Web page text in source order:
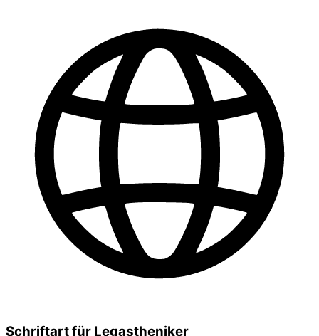
Schriftart für Legastheniker